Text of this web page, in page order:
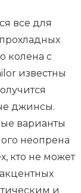
все для
колена с
известны
джинсы.
варианты
неопрена
кто не может
и